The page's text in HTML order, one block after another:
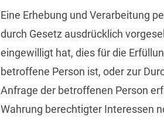
Eine Erhebung und Verarbeitung
durch Gesetz ausdrücklich
eingewilligt hat, dies für die
betroffene Person ist, oder zur
Anfrage der betroffenen Person
Wahrung berechtigter Interessen